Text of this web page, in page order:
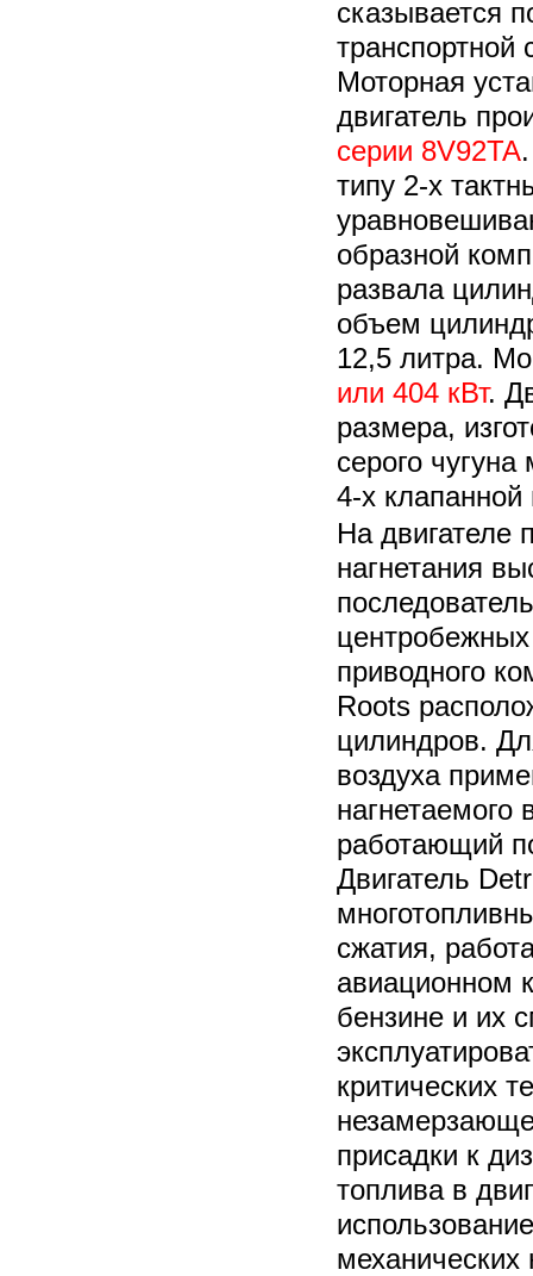
сказывается
Моторная
двигатель
серии 8V92TA
типу 2-х
образной
развала
объем
12,5 литра.
или 404 кВт.
размера,
серого
4-х клапанной
На двигателе
нагнетания
приводного
Roots
цилиндров.
воздуха
нагнетаемого
работающий
Двигатель
сжатия,
авиационном
бензине и их
критических
присадки к
топлива в
механических